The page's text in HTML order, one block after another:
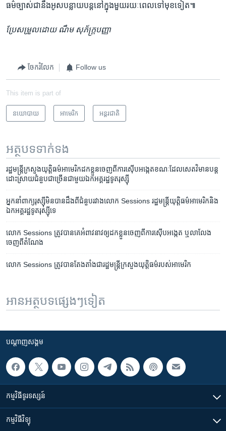
ធម៌​ច្បាស់​ជានឹង​អូសបន្លាយ​បន្ត​នៅ​ក្នុងមួយ​រយៈពេល​ទៅ​មុខ​ទៀត៕
ប្រែសម្រួល​ដោយ ណឹម សុភ័ក្រ្តបញ្ញា
ចែករំលែក Follow us
This item is part of
នយោបាយ អាមេរិក​ អន្តរជាតិ
អត្ថបទ​ទាក់ទង
រដ្ឋ​មន្រ្តី​ក្រសួងយុត្តិធម៌​អាមេរិក​ដក​ខ្លួន​ចេញ​ពី​ការ​ស៊ើប​អង្កេត​ខណៈ​ដែល​សេតវិមាន​​បន្ត​
ដោះ​ស្រាយ​ជំនួប​ជា​ច្រើន​ជាមួយ​ឯកអគ្គរដ្ឋ​ទូត​រុស្ស៊ី
អ្នក​នាំ​ពាក្យ​រុស្ស៊ី​មិន​បាន​ដឹង​ពី​ជំនួប​រវាង​លោក Sessions រដ្ឋ​មន្រ្តី​យុត្តិធម៌​អាមេរិក​និង​
ឯកអគ្គរដ្ឋទូត​រុស្ស៊ី​ទេ
លោក Sessions ត្រូវ​បាន​គេ​អំពាវនាវ​ឲ្យ​ដក​ខ្លួន​ចេញ​ពី​ការ​ស៊ើបអង្កេត ឬ​លាលែង​
ចេញ​ពី​តំណែង
លោក Sessions ត្រូវ​បាន​តែងតាំង​ជា​រដ្ឋ​មន្រ្តី​ក្រសួង​យុត្តិធម៌​របស់​អាមេរិក
អានអត្ថបទផ្សេងៗទៀត
បណ្តាញ​សង្គម
កម្មវិធី​ទូរទស្សន៍
កម្មវិធី​វិទ្យុ